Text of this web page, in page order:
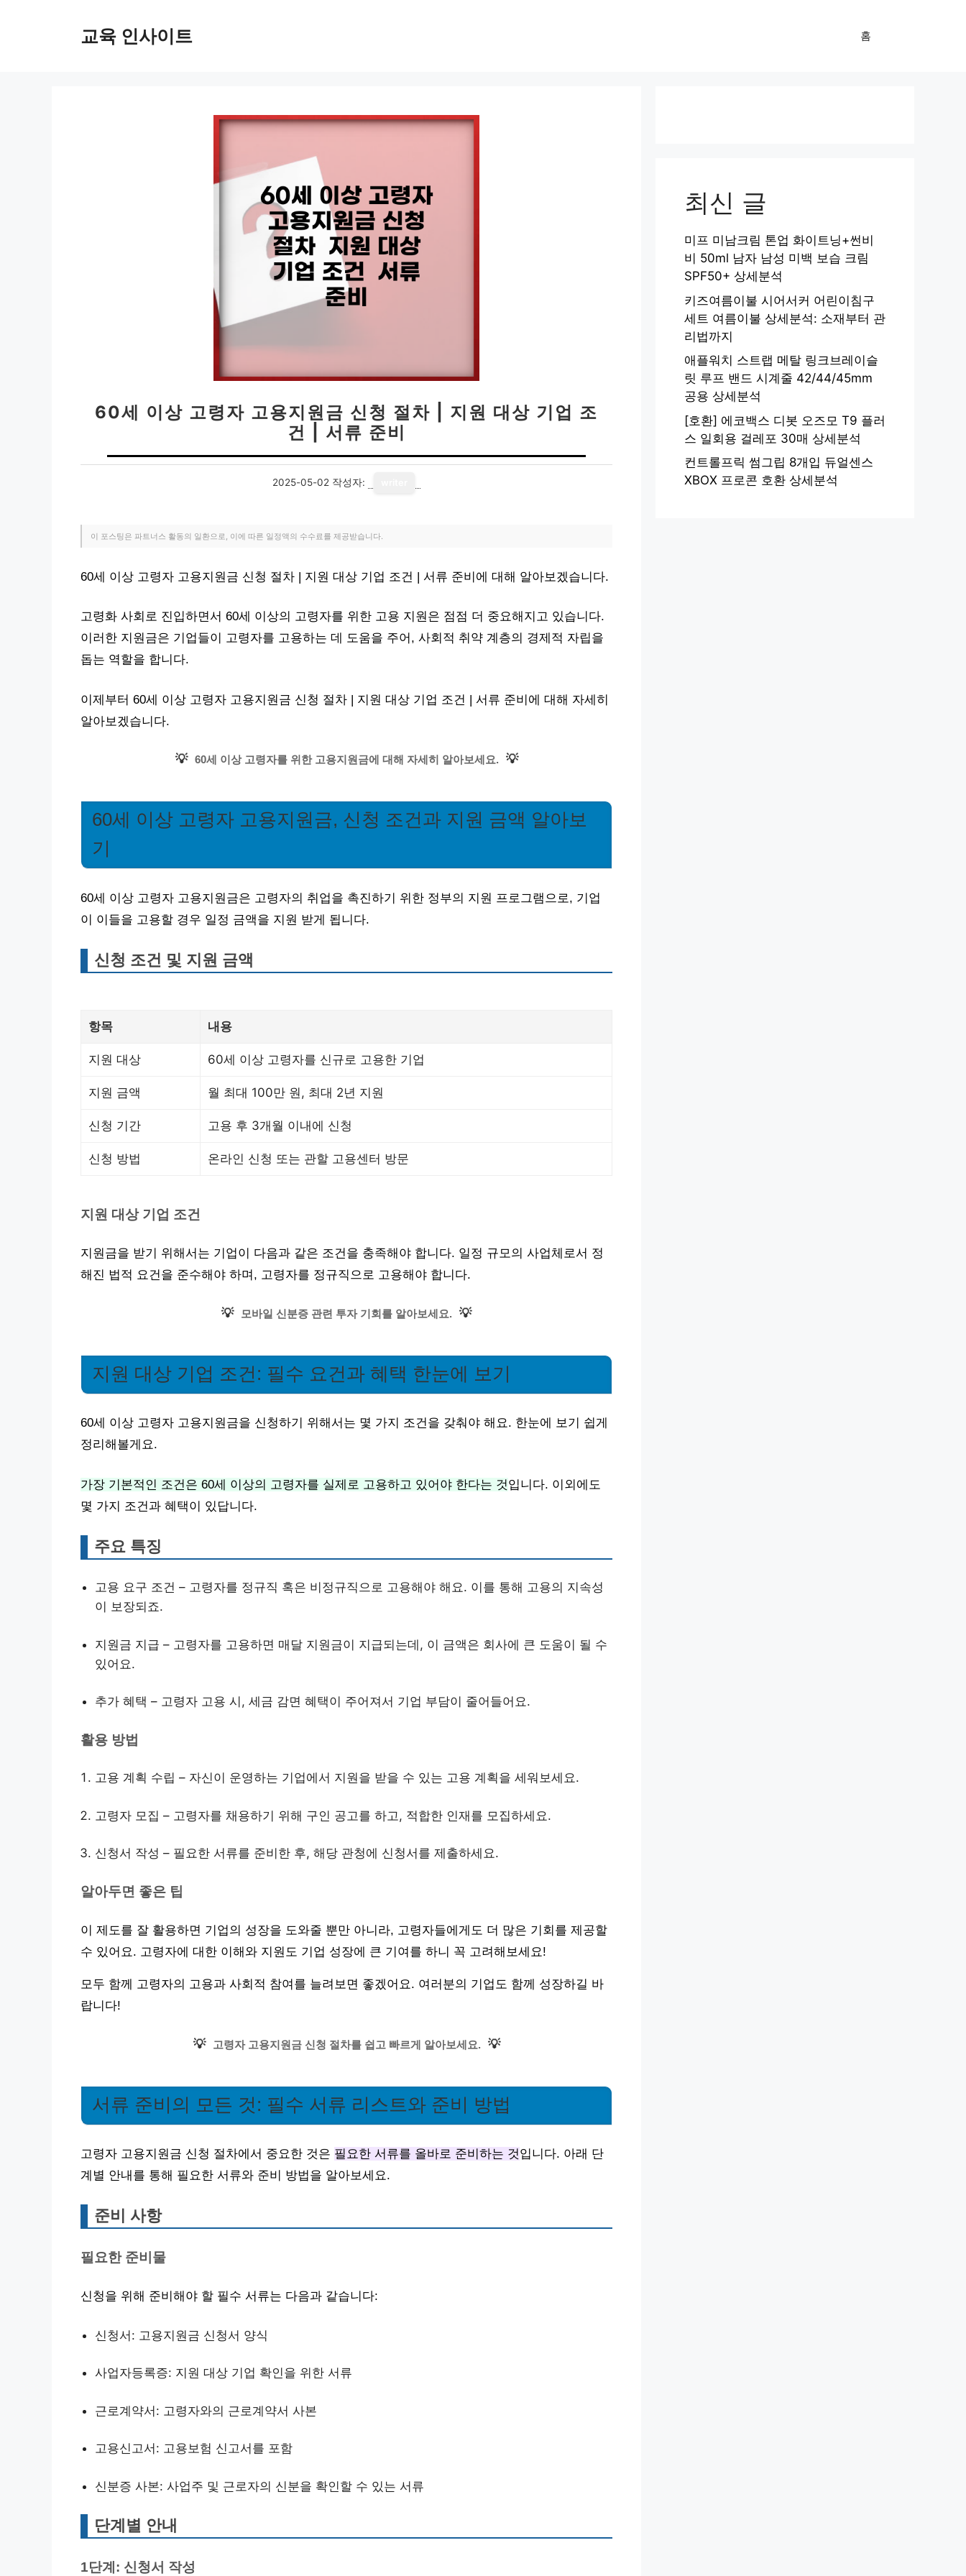
교육 인사이트 홈
60세 이상 고령자 고용지원금 신청 절차 | 지원 대상 기업 조
건 | 서류 준비
2025-05-02 작성자:
이 포스팅은 파트너스 활동의 일환으로, 이에 따른 일정액의 수수료를 제공받습니다.
60세 이상 고령자 고용지원금 신청 절차 | 지원 대상 기업 조건 | 서류 준비에 대해 알아보겠습니다.
고령화 사회로 진입하면서 60세 이상의 고령자를 위한 고용 지원은 점점 더 중요해지고 있습니다.
이러한 지원금은 기업들이 고령자를 고용하는 데 도움을 주어, 사회적 취약 계층의 경제적 자립을
돕는 역할을 합니다.
이제부터 60세 이상 고령자 고용지원금 신청 절차 | 지원 대상 기업 조건 | 서류 준비에 대해 자세히
알아보겠습니다.
💡 60세 이상 고령자를 위한 고용지원금에 대해 자세히 알아보세요. 💡
60세 이상 고령자 고용지원금, 신청 조건과 지원 금액 알아보
기
60세 이상 고령자 고용지원금은 고령자의 취업을 촉진하기 위한 정부의 지원 프로그램으로, 기업
이 이들을 고용할 경우 일정 금액을 지원 받게 됩니다.
신청 조건 및 지원 금액
항목 내용
지원 대상 60세 이상 고령자를 신규로 고용한 기업
지원 금액 월 최대 100만 원, 최대 2년 지원
신청 기간 고용 후 3개월 이내에 신청
신청 방법 온라인 신청 또는 관할 고용센터 방문
지원 대상 기업 조건
지원금을 받기 위해서는 기업이 다음과 같은 조건을 충족해야 합니다. 일정 규모의 사업체로서 정
해진 법적 요건을 준수해야 하며, 고령자를 정규직으로 고용해야 합니다.
💡 모바일 신분증 관련 투자 기회를 알아보세요. 💡
지원 대상 기업 조건: 필수 요건과 혜택 한눈에 보기
60세 이상 고령자 고용지원금을 신청하기 위해서는 몇 가지 조건을 갖춰야 해요. 한눈에 보기 쉽게
정리해볼게요.
가장 기본적인 조건은 60세 이상의 고령자를 실제로 고용하고 있어야 한다는 것입니다. 이외에도
몇 가지 조건과 혜택이 있답니다.
주요 특징
고용 요구 조건 – 고령자를 정규직 혹은 비정규직으로 고용해야 해요. 이를 통해 고용의 지속성
이 보장되죠.
지원금 지급 – 고령자를 고용하면 매달 지원금이 지급되는데, 이 금액은 회사에 큰 도움이 될 수
있어요.
추가 혜택 – 고령자 고용 시, 세금 감면 혜택이 주어져서 기업 부담이 줄어들어요.
활용 방법
고용 계획 수립 – 자신이 운영하는 기업에서 지원을 받을 수 있는 고용 계획을 세워보세요.
고령자 모집 – 고령자를 채용하기 위해 구인 공고를 하고, 적합한 인재를 모집하세요.
신청서 작성 – 필요한 서류를 준비한 후, 해당 관청에 신청서를 제출하세요.
알아두면 좋은 팁
이 제도를 잘 활용하면 기업의 성장을 도와줄 뿐만 아니라, 고령자들에게도 더 많은 기회를 제공할
수 있어요. 고령자에 대한 이해와 지원도 기업 성장에 큰 기여를 하니 꼭 고려해보세요!
모두 함께 고령자의 고용과 사회적 참여를 늘려보면 좋겠어요. 여러분의 기업도 함께 성장하길 바
랍니다!
💡 고령자 고용지원금 신청 절차를 쉽고 빠르게 알아보세요. 💡
서류 준비의 모든 것: 필수 서류 리스트와 준비 방법
고령자 고용지원금 신청 절차에서 중요한 것은 필요한 서류를 올바로 준비하는 것입니다. 아래 단
계별 안내를 통해 필요한 서류와 준비 방법을 알아보세요.
준비 사항
필요한 준비물
신청을 위해 준비해야 할 필수 서류는 다음과 같습니다:
신청서: 고용지원금 신청서 양식
사업자등록증: 지원 대상 기업 확인을 위한 서류
근로계약서: 고령자와의 근로계약서 사본
고용신고서: 고용보험 신고서를 포함
신분증 사본: 사업주 및 근로자의 신분을 확인할 수 있는 서류
단계별 안내
1단계: 신청서 작성
최신 글
미프 미남크림 톤업 화이트닝+썬비
비 50ml 남자 남성 미백 보습 크림
SPF50+ 상세분석
키즈여름이불 시어서커 어린이침구
세트 여름이불 상세분석: 소재부터 관
리법까지
애플워치 스트랩 메탈 링크브레이슬
릿 루프 밴드 시계줄 42/44/45mm
공용 상세분석
[호환] 에코백스 디봇 오즈모 T9 플러
스 일회용 걸레포 30매 상세분석
컨트롤프릭 썸그립 8개입 듀얼센스
XBOX 프로콘 호환 상세분석